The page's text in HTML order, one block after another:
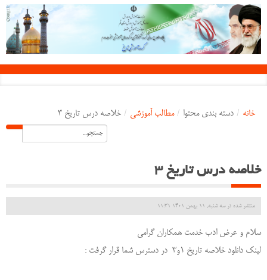
خانه / دسته بندی محتوا / مطالب آموزشی / خلاصه درس تاریخ 3
خلاصه درس تاریخ 3
منتشر شده در سه شنبه, 11 بهمن 1401 11:31
سلام و عرض ادب خدمت همکاران گرامی
لینک دانلود خلاصه تاریخ 1و3 در دسترس شما قرار گرفت :